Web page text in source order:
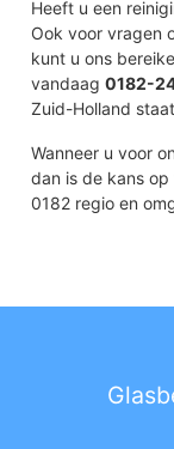
Heeft u een
Ook voor vragen
kunt u ons
vandaag0182-
Zuid-Holland
Wanneer u voor
dan is de kans
0182 regio en